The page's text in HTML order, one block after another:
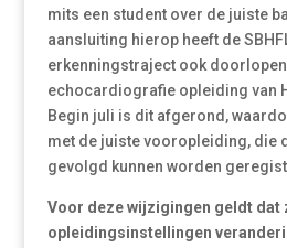
mits een student over de juiste
aansluiting hierop heeft de
erkenningstraject ook
echocardiografie opleiding van
Begin juli is dit afgerond,
met de juiste vooropleiding, die
gevolgd kunnen worden
Voor deze wijzigingen geldt dat
opleidingsinstellingen